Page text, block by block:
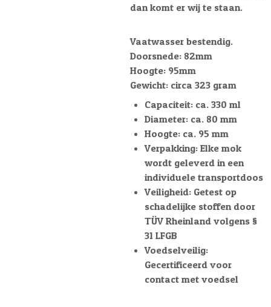
dan komt er wij te staan.
Vaatwasser bestendig.
Doorsnede: 82mm
Hoogte: 95mm
Gewicht: circa 323 gram
Capaciteit: ca. 330 ml
Diameter: ca. 80 mm
Hoogte: ca. 95 mm
Verpakking: Elke mok
wordt geleverd in een
individuele transportdoos
Veiligheid: Getest op
schadelijke stoffen door
TÜV Rheinland volgens §
31 LFGB
Voedselveilig:
Gecertificeerd voor
contact met voedsel